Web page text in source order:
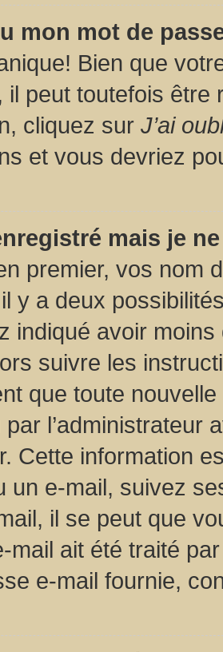
mon mot de
Bien que
il peut toutefois être
cliquez sur J’ai
et vous devriez
mais je
premier, vos nom
y a deux
indiqué avoir
suivre les
que toute
par l’administrateur
Cette information
un e-mail, suivez
il se peut que
mail ait été traité
e-mail fournie,